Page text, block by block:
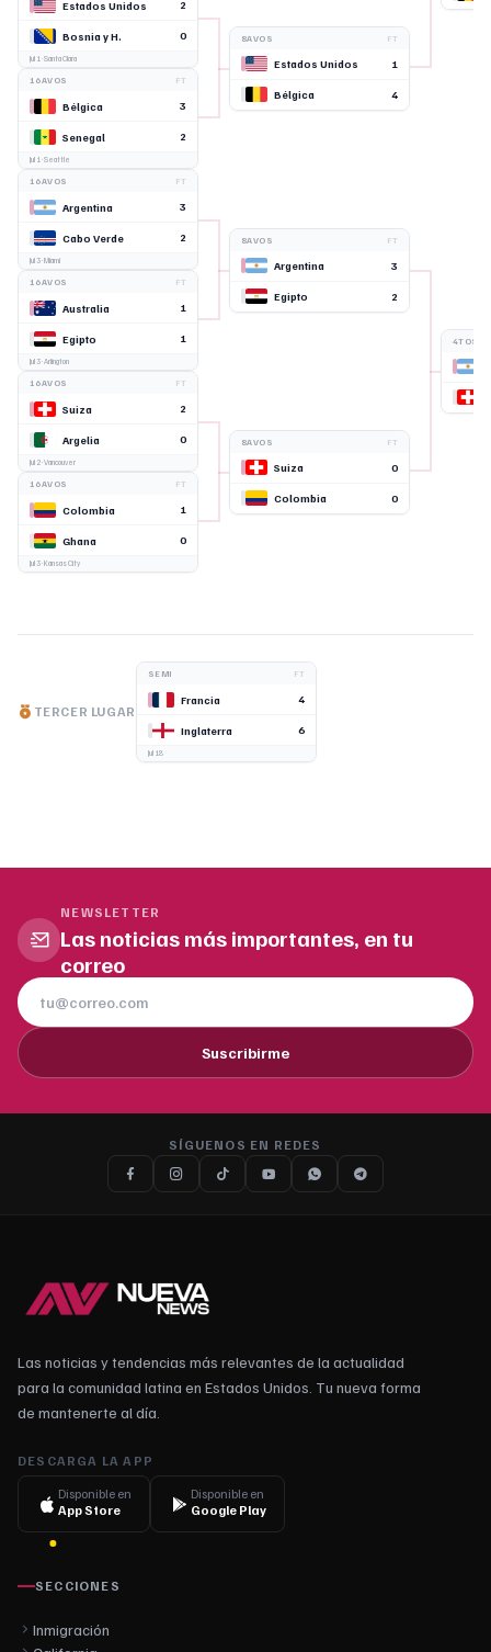
Estados Unidos 2
Bosnia y H. 0
Jul 1· Santa Clara
16AVOS FT
Bélgica 3
Senegal 2
Jul 1· Seattle
8AVOS FT
Estados Unidos 1
Bélgica 4
16AVOS FT
Argentina 3
Cabo Verde 2
Jul 3· Miami
16AVOS FT
Australia 1
Egipto 1
Jul 3· Arlington
8AVOS FT
Argentina 3
Egipto 2
16AVOS FT
Suiza 2
Argelia 0
Jul 2· Vancouver
16AVOS FT
Colombia 1
Ghana 0
Jul 3· Kansas City
8AVOS FT
Suiza 0
Colombia 0
4TOS
TERCER LUGAR
SEMI FT
Francia 4
Inglaterra 6
Jul 18
NEWSLETTER
Las noticias más importantes, en tu
correo
Suscribirme
SÍGUENOS EN REDES
Las noticias y tendencias más relevantes de la actualidad
para la comunidad latina en Estados Unidos. Tu nueva forma
de mantenerte al día.
DESCARGA LA APP
Disponible en
App Store
Disponible en
Google Play
SECCIONES
Inmigración